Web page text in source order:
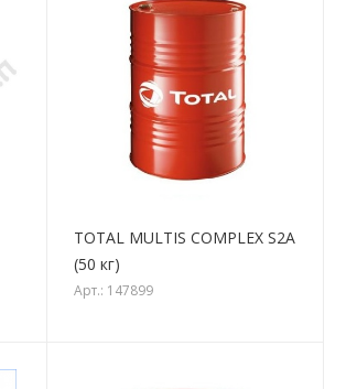
TOTAL MULTIS COMPLEX S2A
(50 кг)
Арт.: 147899